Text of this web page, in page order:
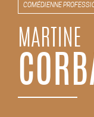
COMÉDIENNE
MARTINE